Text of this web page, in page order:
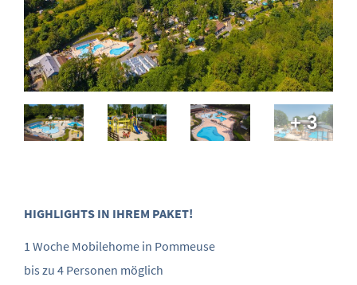
+ 3
HIGHLIGHTS IN IHREM PAKET!
1 Woche Mobilehome in Pommeuse
bis zu 4 Personen möglich